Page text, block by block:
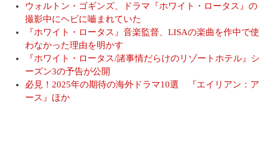
ウォルトン・ゴギンズ、ドラマ『ホワイト・ロータス』の
撮影中にヘビに嚙まれていた
『ホワイト・ロータス』音楽監督、LISAの楽曲を作中で使
わなかった理由を明かす
『ホワイト・ロータス/諸事情だらけのリゾートホテル』シ
ーズン3の予告が公開
必見！2025年の期待の海外ドラマ10選 『エイリアン：ア
ース』ほか